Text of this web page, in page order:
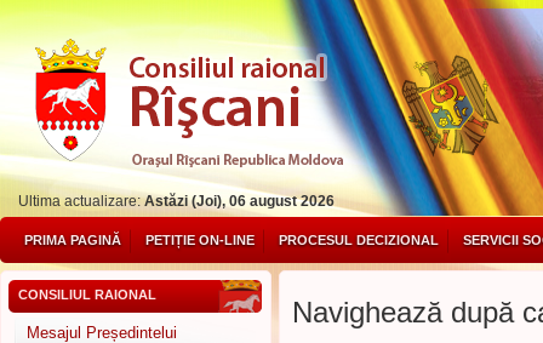
Ultima actualizare:Astăzi (Joi), 06 august 2026
PRIMA PAGINĂ PETIȚIE ON-LINE PROCESUL DECIZIONAL SERVICII
CONSILIUL RAIONAL
Mesajul Președintelui
Navighează după